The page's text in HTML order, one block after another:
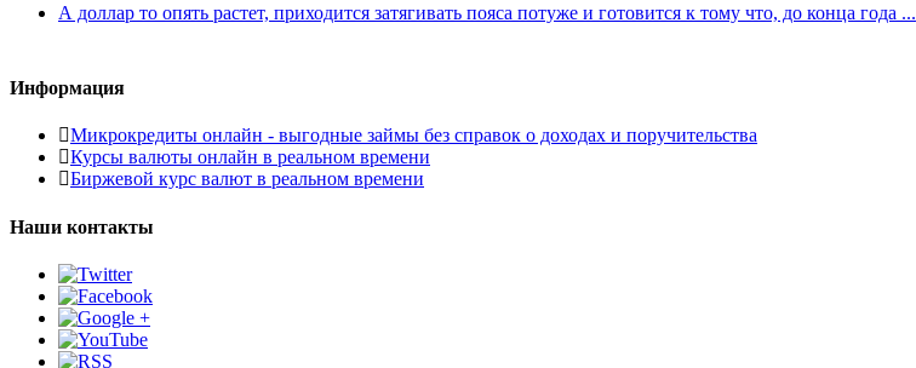
А доллар то опять растет, приходится затягивать пояса потуже и готовится к тому что, до конца года ...
Информация
Микрокредиты онлайн - выгодные займы без справок о доходах и поручительства
Курсы валюты онлайн в реальном времени
Биржевой курс валют в реальном времени
Наши контакты